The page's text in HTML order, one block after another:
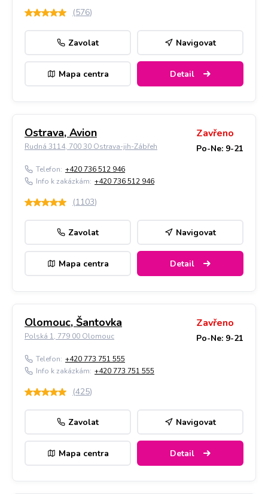
(576)
Zavolat Navigovat
Mapa centra Detail
Ostrava, Avion
Rudná 3114, 700 30 Ostrava-jih-Zábřeh
Zavřeno
Po-Ne: 9-21
Telefon: +420 736 512 946
Info k zakázkám: +420 736 512 946
(1103)
Zavolat Navigovat
Mapa centra Detail
Olomouc, Šantovka
Polská 1, 779 00 Olomouc
Zavřeno
Po-Ne: 9-21
Telefon: +420 773 751 555
Info k zakázkám: +420 773 751 555
(425)
Zavolat Navigovat
Mapa centra Detail